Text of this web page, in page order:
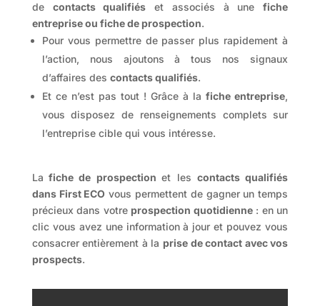
de
contacts qualifiés et associés à une
fiche
entreprise ou fiche de prospection.
Pour vous permettre de passer plus rapidement à
l’action, nous ajoutons à tous nos signaux
d’affaires des contacts qualifiés.
Et ce n’est pas tout ! Grâce à la fiche entreprise,
vous disposez de renseignements complets sur
l’entreprise cible qui vous intéresse.
La fiche de prospection et les contacts qualifiés
dans First ECO vous permettent de gagner un temps
précieux dans votre prospection quotidienne : en un
clic vous avez une information à jour et pouvez vous
consacrer entièrement à la prise de contact avec vos
prospects.